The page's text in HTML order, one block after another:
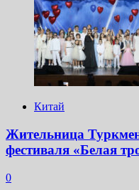
Китай
Жительница
фестиваля «Белая
0